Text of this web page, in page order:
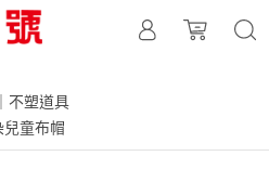
不塑道具
童布帽